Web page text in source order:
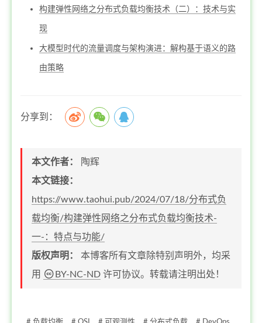
构建弹性网络之分布式负载均衡技术（二）：技术与实
现
大模型时代的流量调度与架构演进：解构基于语义的路
由策略
分享到：
本文作者：
陶辉
本文链接：
https://www.taohui.pub/2024/07/18/分布式负
载均衡/构建弹性网络之分布式负载均衡技术-
一-：特点与功能/
版权声明： 本博客所有文章除特别声明外，均采
用
BY-NC-ND 许可协议。转载请注明出处！